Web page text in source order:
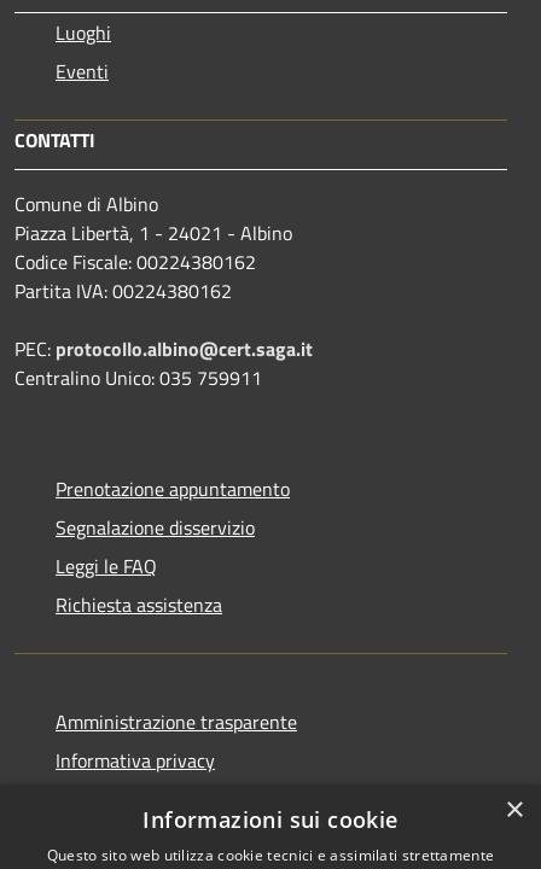
Luoghi
Eventi
CONTATTI
Comune di Albino
Piazza Libertà, 1 - 24021 - Albino
Codice Fiscale: 00224380162
Partita IVA: 00224380162
PEC: protocollo.albino@cert.saga.it
Centralino Unico: 035 759911
Prenotazione appuntamento
Segnalazione disservizio
Leggi le FAQ
Richiesta assistenza
Amministrazione trasparente
Informativa privacy
Dichiarazione di accessibilità
×
Informazioni sui cookie
Questo sito web utilizza cookie tecnici e assimilati strettamente